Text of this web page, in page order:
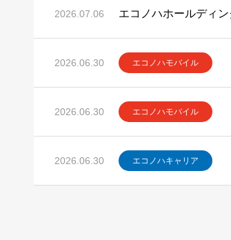
2026.07.06
2026.06.30 エコノハモバイル
2026.06.30 エコノハモバイル
2026.06.30 エコノハキャリア